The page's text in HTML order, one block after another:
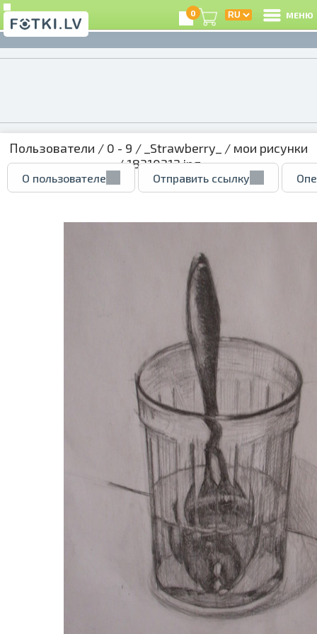
0 МЕНЮ
Пользователи / 0 - 9 / _Strawberry_ / мои рисунки
/ 18310312.jpg
О пользователе Отправить ссылку